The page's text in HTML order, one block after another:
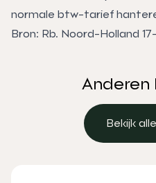
normale btw-tarief
Bron: Rb. Noord-Holland
Anderen
Bekijk